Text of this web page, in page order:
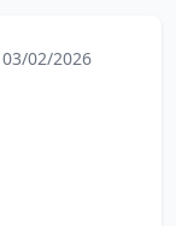
02/2026